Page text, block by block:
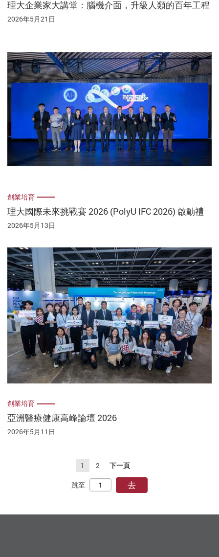
理大企業家大講堂：腦機介面，升級人類的百年工程
2026年5月21日
創業培育
理大國際未來挑戰賽 2026 (PolyU IFC 2026) 啟動禮
2026年5月13日
創業培育
亞洲醫療健康高峰論壇 2026
2026年5月11日
1 2 下一頁
跳至 去